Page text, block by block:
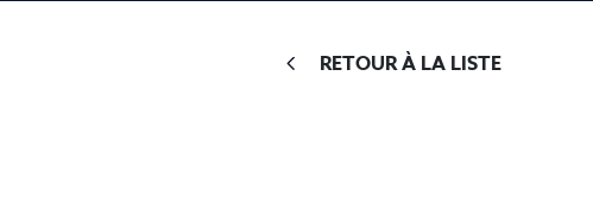
RETOUR À LA LISTE